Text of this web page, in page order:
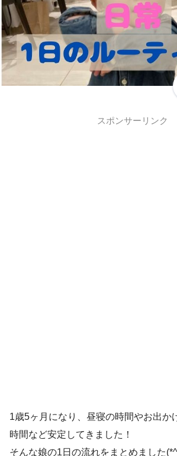
スポンサーリンク
1歳5ヶ月になり、昼寝の時間やお出か
時間など安定してきました！
そんな娘の1日の流れをまとめました